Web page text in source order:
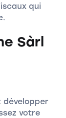
qui
Sàrl
développer
votre